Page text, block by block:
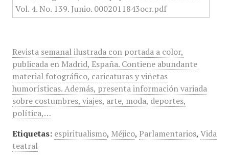
Revista semanal ilustrada con portada a color,
publicada en Madrid, España. Contiene abundante
material fotográfico, caricaturas y viñetas
humorísticas. Además, presenta información variada
sobre costumbres, viajes, arte, moda, deportes,
política,…
Etiquetas: espiritualismo, Méjico, Parlamentarios, Vida
teatral